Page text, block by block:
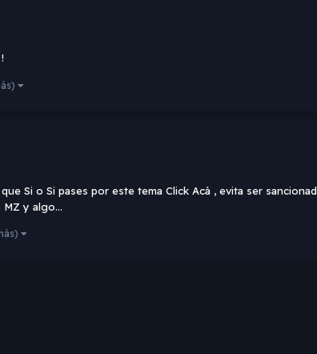
Si o Si pases por este tema Click Acá , evita ser
MZ y algo...